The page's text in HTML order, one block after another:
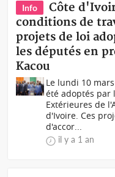
Info
Côte
conditions de
projets de loi
les députés en
Kacou
Le lundi 10
été adoptés par
Extérieures de
d'Ivoire. Ces
d'accor...
il y a 1 an